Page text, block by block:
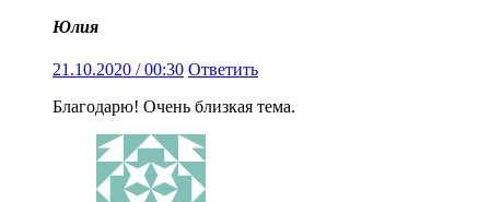
Юлия
21.10.2020 / 00:30 Ответить
Благодарю! Очень близкая тема.